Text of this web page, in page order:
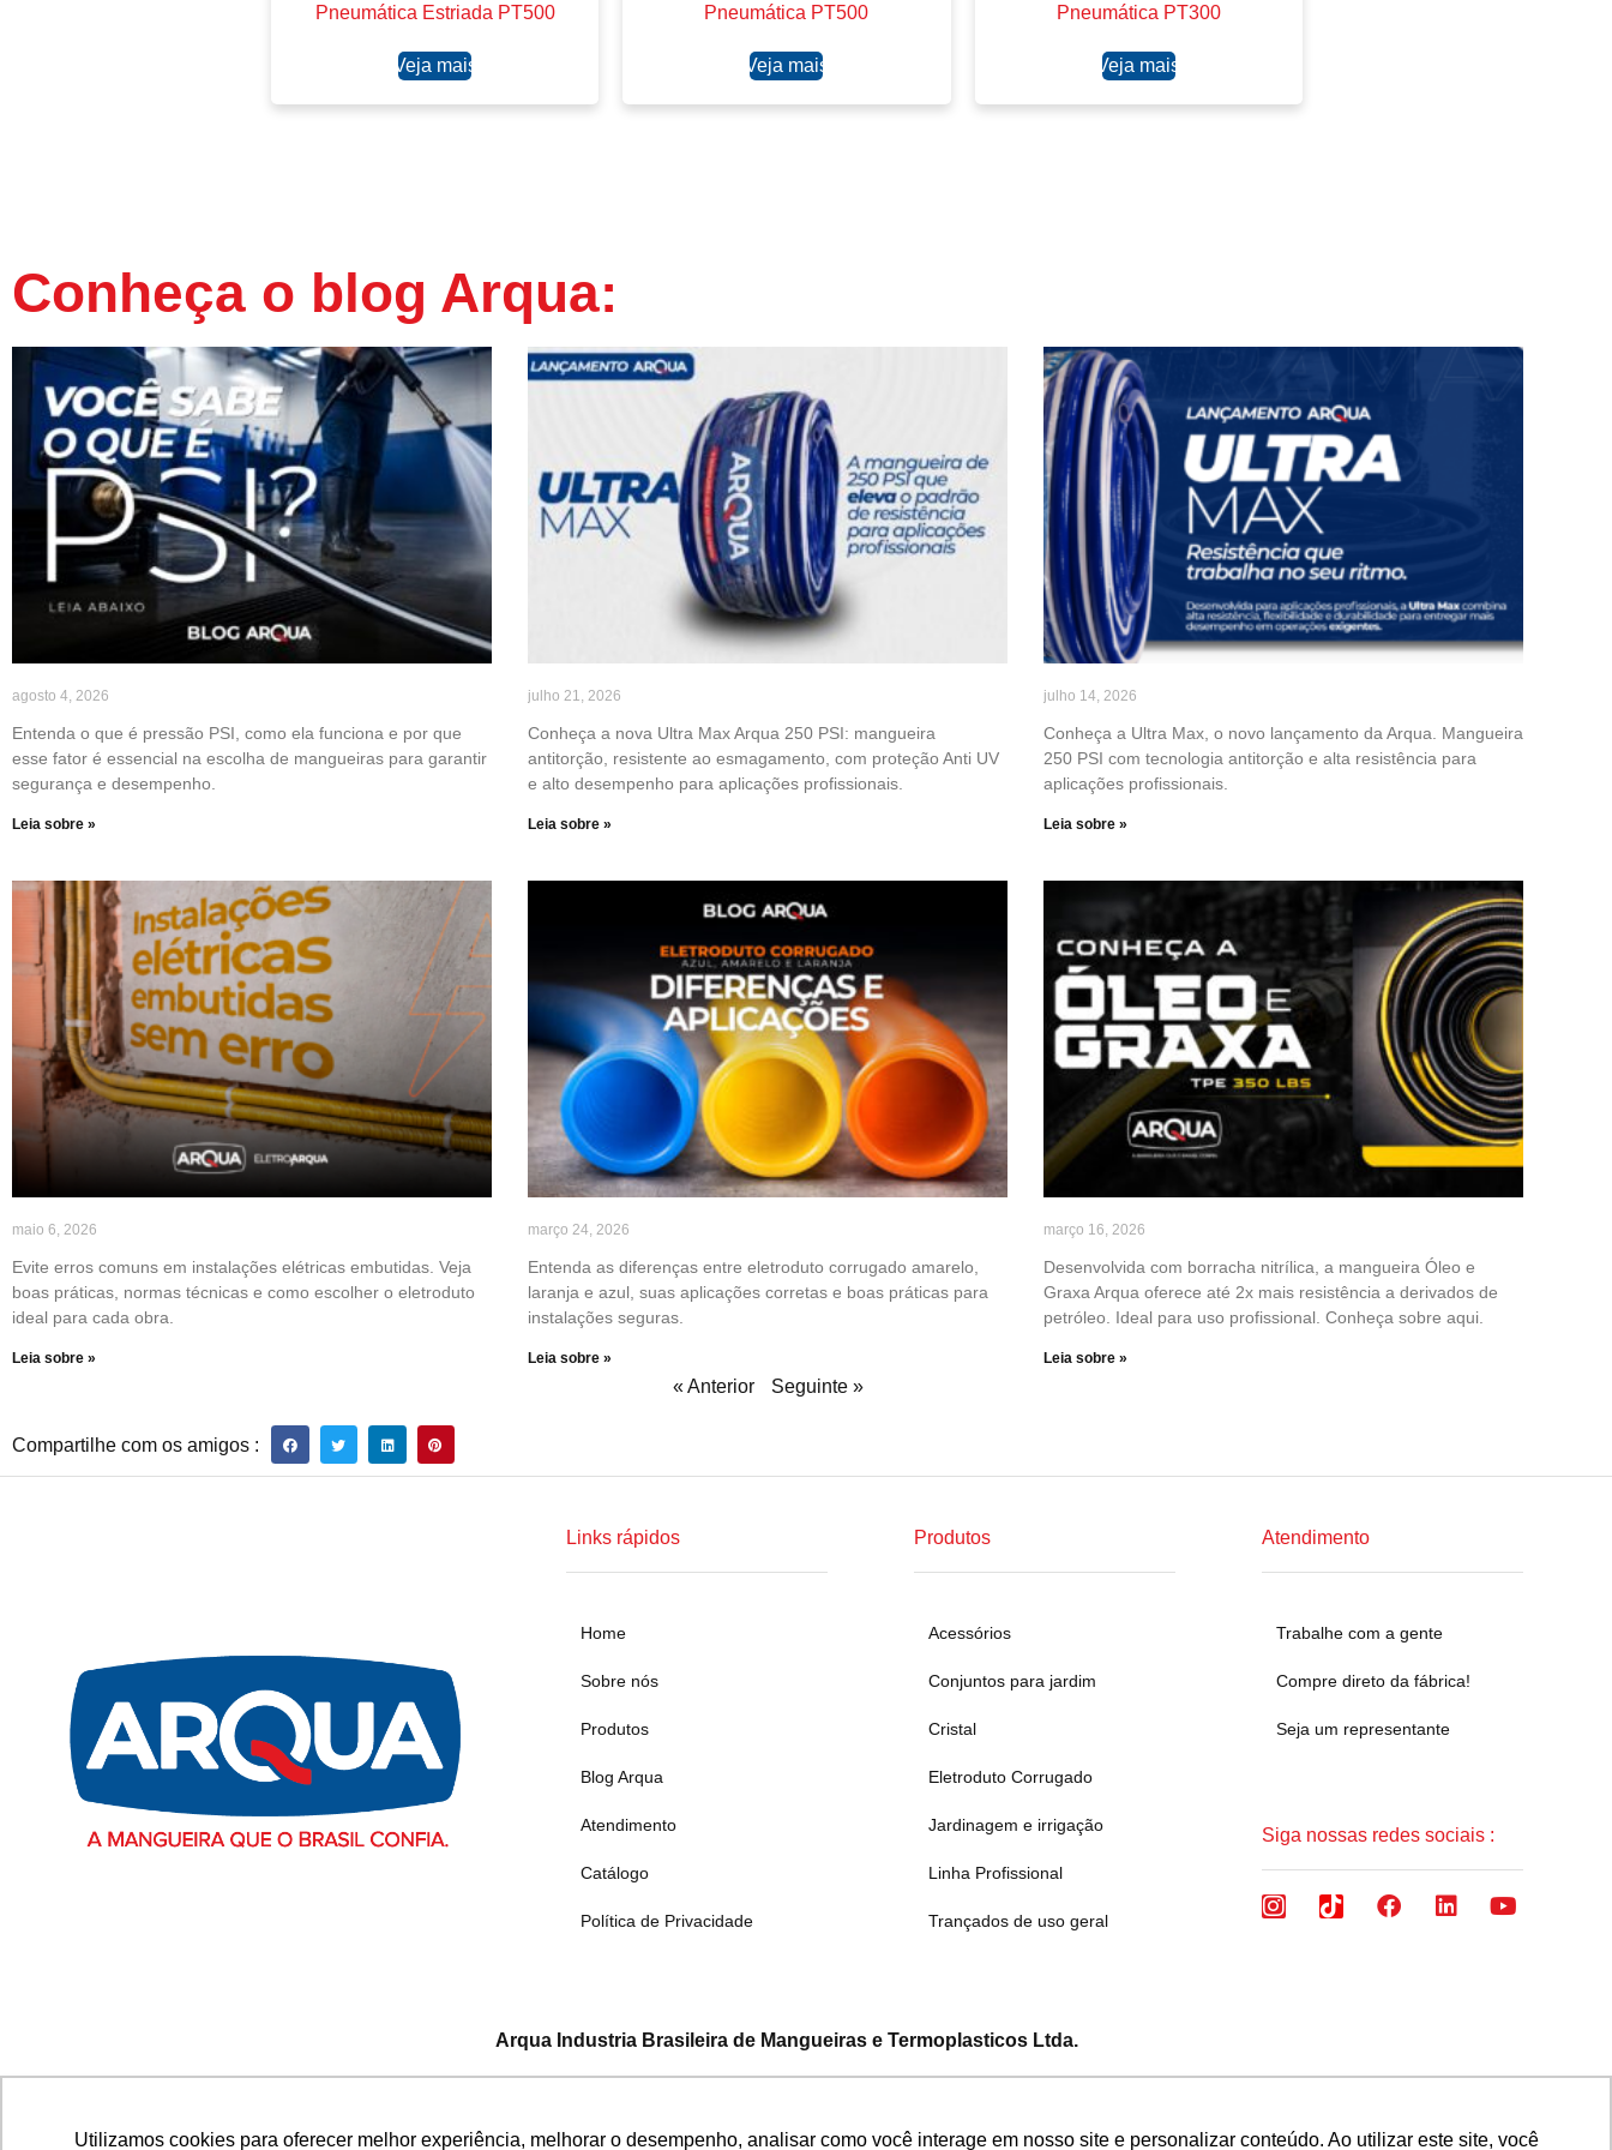
Utilizamos cookies para oferecer melhor experiência, melhorar o desempenho, analisar como você interage em nosso site e personalizar conteúdo. Ao utilizar este site, você
Pneumática Estriada PT500
Ler mais
Pneumática PT500
Ler mais
Pneumática PT300
Ler mais
Conheça o blog Arqua:
agosto 4, 2026
Entenda o que é pressão PSI, como ela funciona e por que
esse fator é essencial na escolha de mangueiras para garantir
segurança e desempenho.
Leia sobre »
julho 21, 2026
Conheça a nova Ultra Max Arqua 250 PSI: mangueira
antitorção, resistente ao esmagamento, com proteção Anti UV
e alto desempenho para aplicações profissionais.
Leia sobre »
julho 14, 2026
Conheça a Ultra Max, o novo lançamento da Arqua. Mangueira
250 PSI com tecnologia antitorção e alta resistência para
aplicações profissionais.
Leia sobre »
maio 6, 2026
Evite erros comuns em instalações elétricas embutidas. Veja
boas práticas, normas técnicas e como escolher o eletroduto
ideal para cada obra.
Leia sobre »
março 24, 2026
Entenda as diferenças entre eletroduto corrugado amarelo,
laranja e azul, suas aplicações corretas e boas práticas para
instalações seguras.
Leia sobre »
março 16, 2026
Desenvolvida com borracha nitrílica, a mangueira Óleo e
Graxa Arqua oferece até 2x mais resistência a derivados de
petróleo. Ideal para uso profissional. Conheça sobre aqui.
Leia sobre »
« Anterior Seguinte »
Compartilhe com os amigos :
Links rápidos
Home
Sobre nós
Produtos
Blog Arqua
Atendimento
Catálogo
Política de Privacidade
Produtos
Acessórios
Conjuntos para jardim
Cristal
Eletroduto Corrugado
Jardinagem e irrigação
Linha Profissional
Trançados de uso geral
Atendimento
Trabalhe com a gente
Compre direto da fábrica!
Seja um representante
Siga nossas redes sociais :
Arqua Industria Brasileira de Mangueiras e Termoplasticos Ltda.
Avenida Fausto Ribeiro da Silva, 1555 – Bairro Bandeirinhas – Betim – Minas Gerais – Brasil CEP 32657-375